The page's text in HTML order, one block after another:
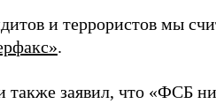
и террористов мы
.
заявил, что «ФСБ